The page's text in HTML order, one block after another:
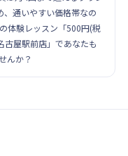
、通いやすい価格帯なの
体験レッスン「500円(税
屋駅前店」であなたも
んか？